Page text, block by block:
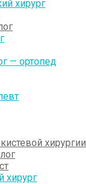
хирург
— ортопед
хирургии
хирург